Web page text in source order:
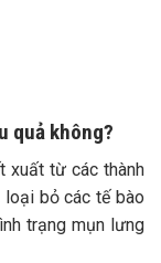
quả không?
xuất từ các thành
loại bỏ các tế bào
trạng mụn lưng